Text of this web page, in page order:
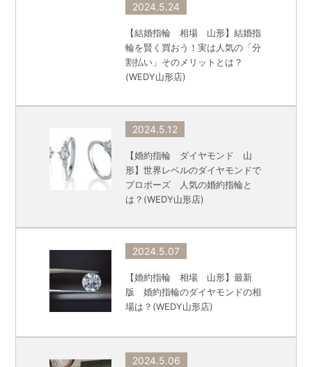
2024.5.24
【結婚指輪 相場 山形】結婚指
輪を賢く買おう！実は人気の「分
割払い」そのメリットとは？
(WEDY山形店)
2024.5.12
【婚約指輪 ダイヤモンド 山
形】世界レベルのダイヤモンドで
プロポーズ 人気の婚約指輪と
は？(WEDY山形店)
2024.5.07
【婚約指輪 相場 山形】最新
版 婚約指輪のダイヤモンドの相
場は？(WEDY山形店)
2024.5.06